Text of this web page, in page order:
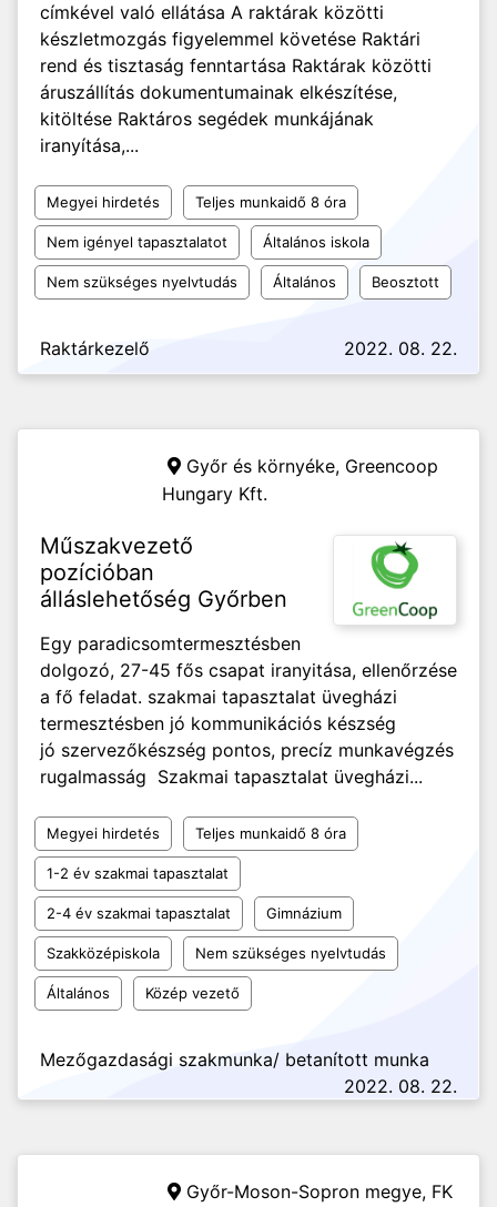
címkével való ellátása A raktárak közötti
készletmozgás figyelemmel követése Raktári
rend és tisztaság fenntartása Raktárak közötti
áruszállítás dokumentumainak elkészítése,
kitöltése Raktáros segédek munkájának
iranyítása,...
Megyei hirdetés Teljes munkaidő 8 óra
Nem igényel tapasztalatot Általános iskola
Nem szükséges nyelvtudás Általános Beosztott
Raktárkezelő 2022. 08. 22.
Győr és környéke, Greencoop
Hungary Kft.
Műszakvezető
pozícióban
álláslehetőség Győrben
Egy paradicsomtermesztésben
dolgozó, 27-45 fős csapat iranyitása, ellenőrzése
a fő feladat. szakmai tapasztalat üvegházi
termesztésben jó kommunikációs készség
jó szervezőkészség pontos, precíz munkavégzés
rugalmasság Szakmai tapasztalat üvegházi...
Megyei hirdetés Teljes munkaidő 8 óra
1-2 év szakmai tapasztalat
2-4 év szakmai tapasztalat Gimnázium
Szakközépiskola Nem szükséges nyelvtudás
Általános Közép vezető
Mezőgazdasági szakmunka/ betanított munka
2022. 08. 22.
Győr-Moson-Sopron megye, FK